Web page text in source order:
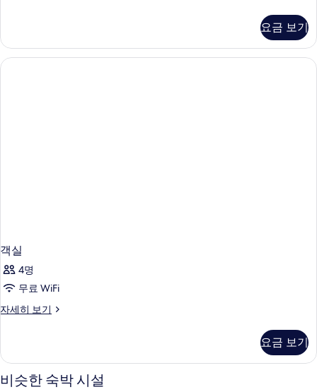
히
보
기
요금 보기
객실
4명
무료 WiFi
자세히 보기
객
히
보
기
요금 보기
비슷한 숙박 시설